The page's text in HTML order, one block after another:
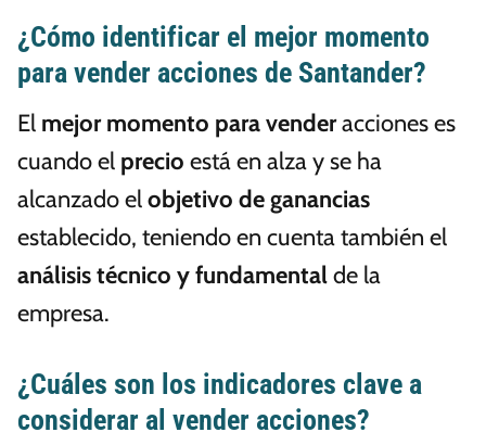
¿Cómo identificar el mejor momento
para vender acciones de Santander?
El mejor momento para venderacciones es
cuando el precio está en alza y se ha
alcanzado elobjetivo de ganancias
establecido, teniendo en cuenta también el
análisis técnico y fundamentalde la
empresa.
¿Cuáles son los indicadores clave a
considerar al vender acciones?